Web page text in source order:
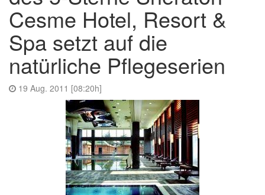
Cesme Hotel, Resort &
Spa setzt auf die
natürliche Pflegeserien
19 Aug. 2011 [08:20h]